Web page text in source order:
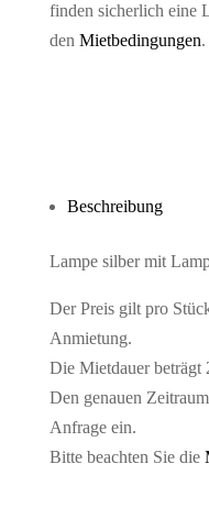
finden sicherlich eine
den Mietbedingungen.
Beschreibung
Lampe silber mit
Der Preis gilt pro
Anmietung.
Die Mietdauer beträgt
Den genauen
Anfrage ein.
Bitte beachten Sie die